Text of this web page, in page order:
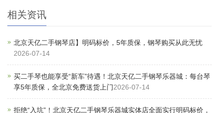
相关资讯
北京天亿二手钢琴店】明码标价，5年质保，钢琴购买从此无忧
2026-07-14
买二手琴也能享受“新车”待遇！北京天亿二手钢琴乐器城：每台琴
享5年质保，全北京免费送货上门2026-07-14
拒绝“入坑”！北京天亿二手钢琴乐器城实体店全面实行明码标价，